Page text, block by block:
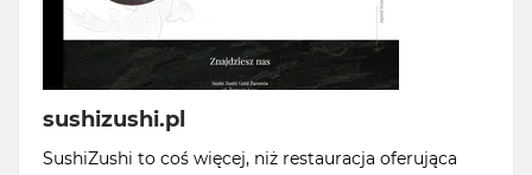
sushizushi.pl
SushiZushi to coś więcej, niż restauracja oferująca